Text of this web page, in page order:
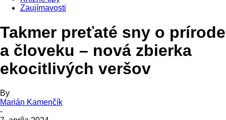
Zaujímavosti
Takmer preťaté sny o prírode
a človeku – nová zbierka
ekocitlivých veršov
By
Marián Kamenčík
-